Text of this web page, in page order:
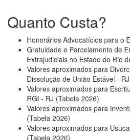
Quanto Custa?
Honorários Advocatícios para o
Gratuidade e Parcelamento de
Extrajudiciais no Estado do Rio
Valores aproximados para
Dissolução de União Estável -
Valores aproximados para
RGI - RJ (Tabela 2026)
Valores aproximados para
(Tabela 2026)
Valores aproximados para
(Tabela 2026)